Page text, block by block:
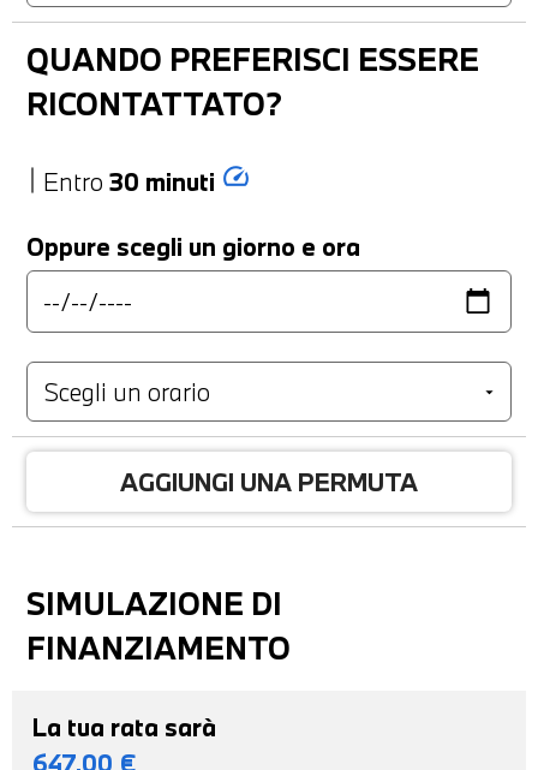
QUANDO PREFERISCI ESSERE
RICONTATTATO?
Entro 30 minuti speed
Oppure scegli un giorno e ora
AGGIUNGI UNA PERMUTA
SIMULAZIONE DI
FINANZIAMENTO
La tua rata sarà
647,00 €